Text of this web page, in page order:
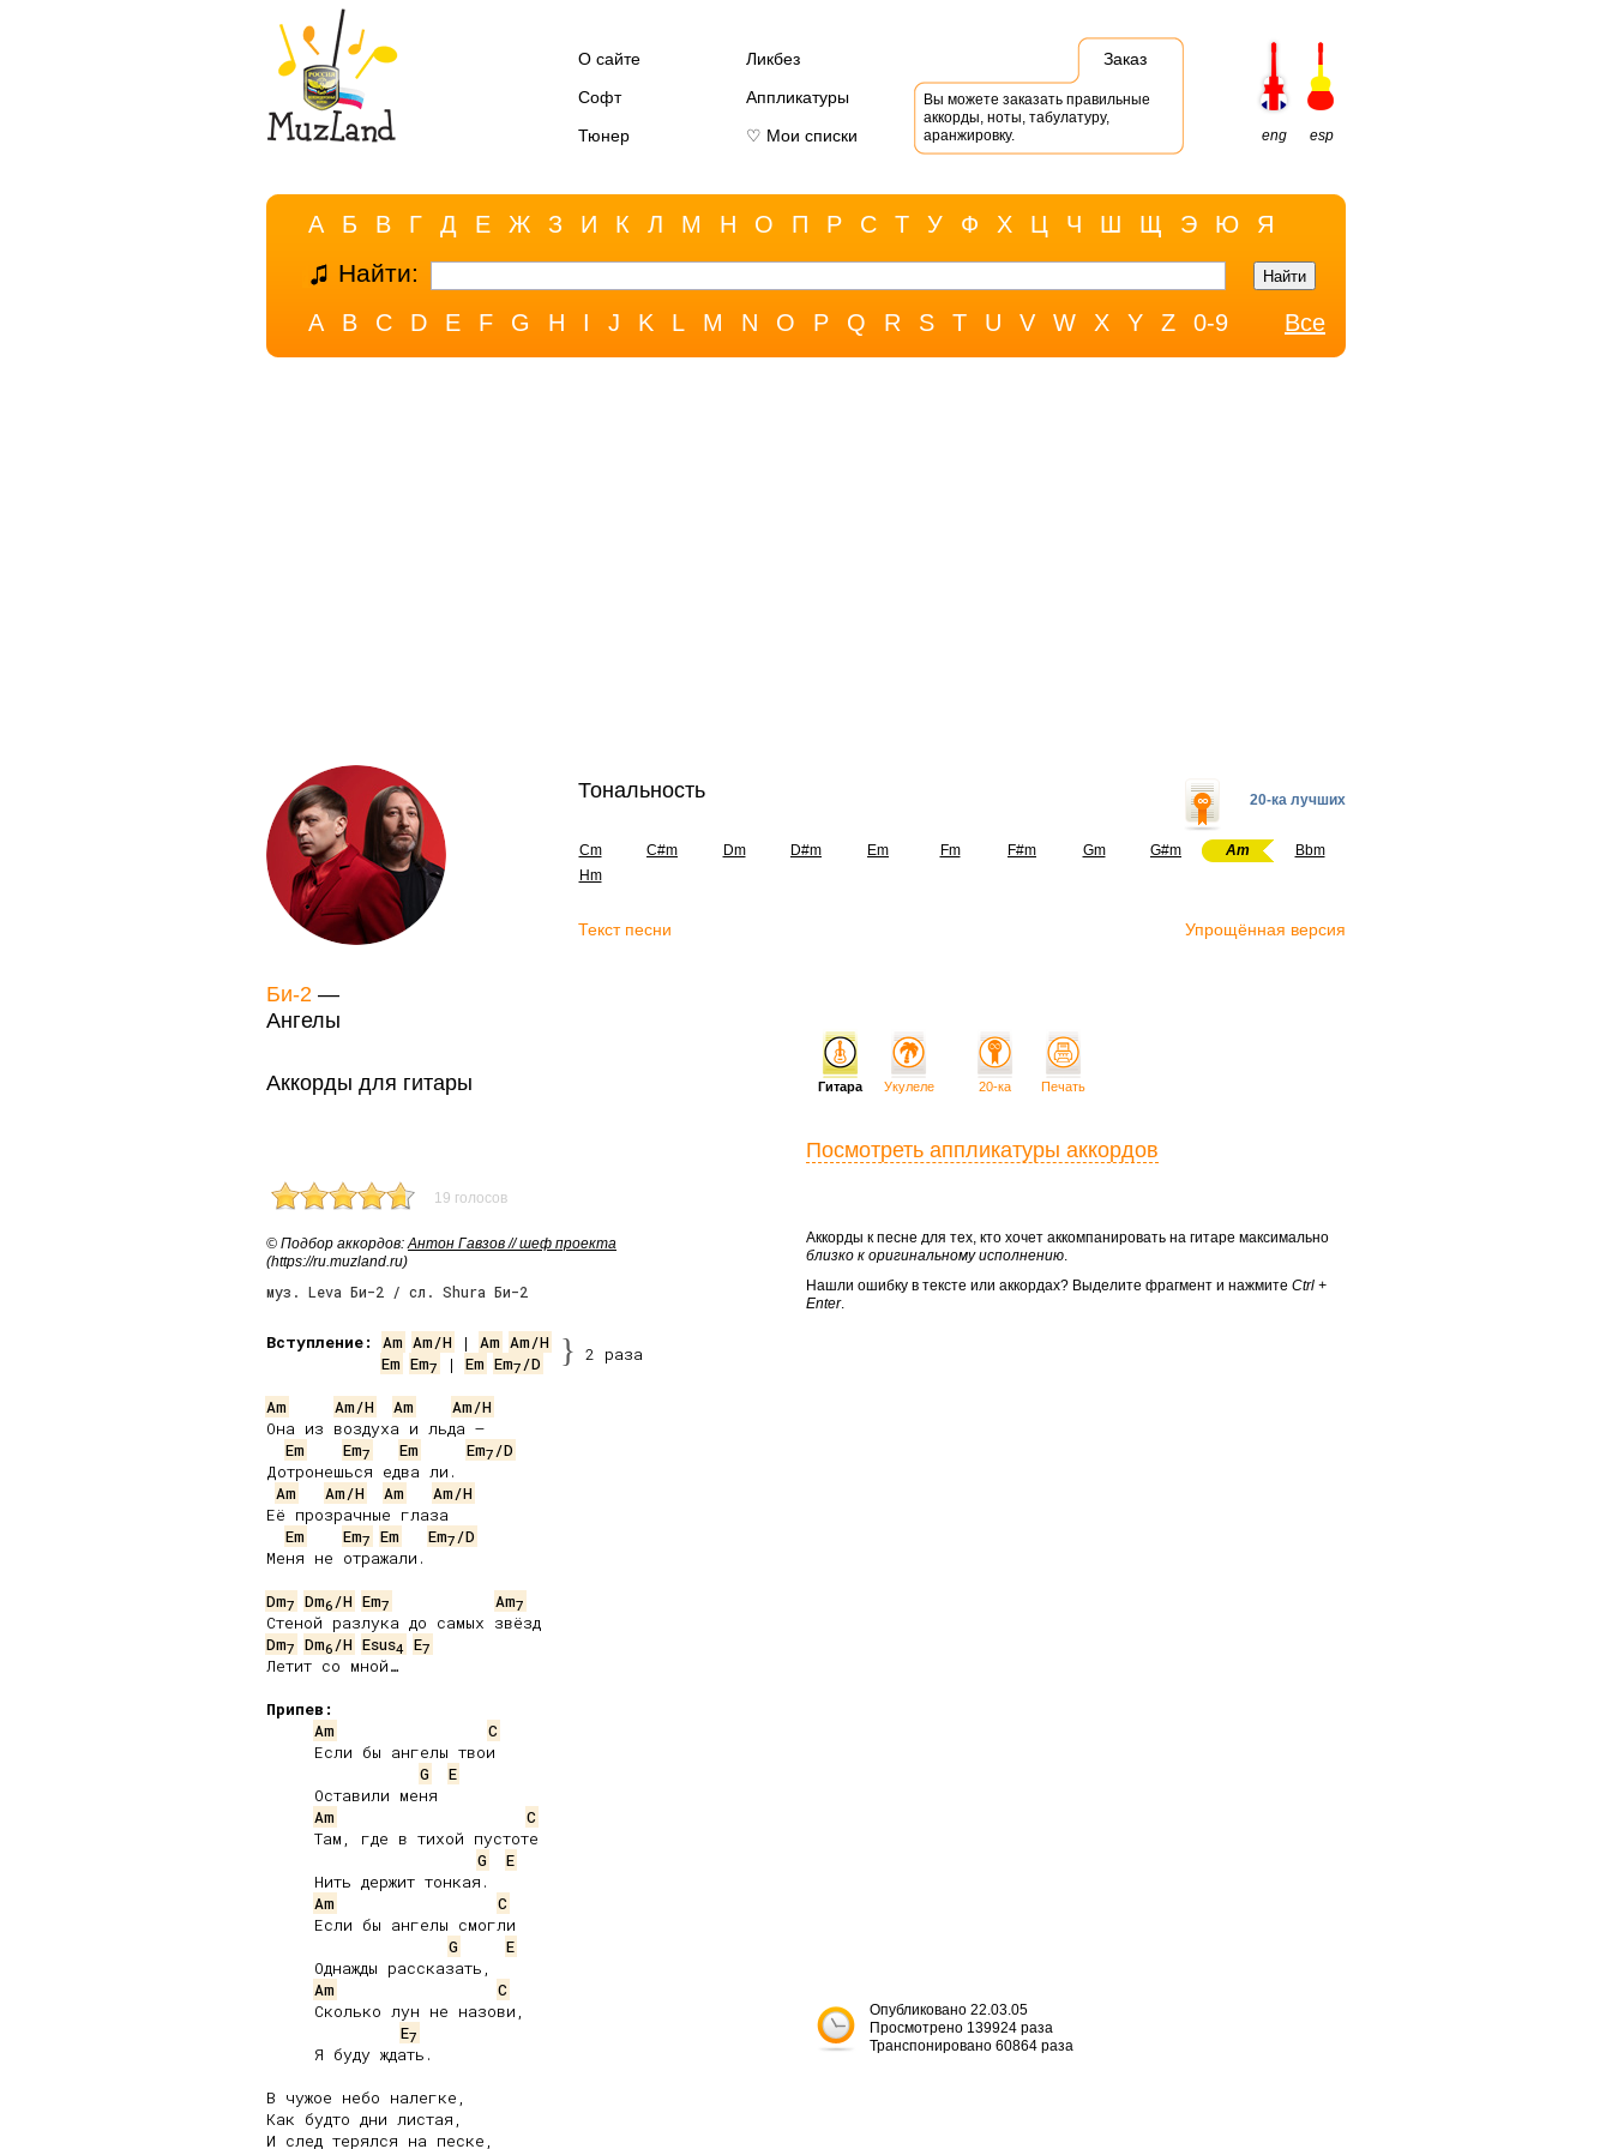
О сайте
Ликбез
Софт
Аппликатуры
Тюнер
♡ Мои списки
Заказ
Вы можете заказать правильные
аккорды, ноты, табулатуру,
аранжировку.
eng esp
А Б В Г Д Е Ж З И К Л М Н О П Р С Т У Ф Х Ц Ч Ш Щ Э Ю Я
Найти:
A B C D E F G H I J K L M N O P Q R S T U V W X Y Z 0-9 Все
Би-2 —
Ангелы
Тональность 20-ка лучших
Cm C#m Dm D#m Em Fm F#m Gm G#m Am
Bbm
Hm
Текст песни Упрощённая версия
Аккорды для гитары
19 голосов
© Подбор аккордов:Антон Гавзов // шеф проекта
(https://ru.muzland.ru)
муз. Leva Би-2 / сл. Shura Би-2
Вступление: Am Am/H | Am Am/H
Em Em7 | Em Em7 /D } 2 раза
Am Am/H Am
Am/H
Она из воздуха и льда –
Em
Em7 Em Em7 /D
Дотронешься едва ли.
Am
Am/H Am
Am/H
Её прозрачные глаза
Em
Em7 Em Em7 /D
Меня не отражали.
Dm7 Dm6 /H Em7 Am7
Dm7 Dm6 /H Esus4 E7
Летит со мной…
Припев:
Am
C
     Если бы ангелы твои
G
E
     Оставили меня
Am
C
     Там, где в тихой пустоте
G
E
     Нить держит тонкая.
Am
C
     Если бы ангелы смогли
G
E
     Однажды рассказать,
Am
C
     Сколько лун не назови,
E7
     Я буду ждать.
В чужое небо налегке,
Как будто дни листая,
И след терялся на песке,
Гитара Укулеле 20-ка Печать
Посмотреть аппликатуры аккордов
Аккорды к песне для тех, кто хочет аккомпанировать на гитаре максимально
близко к оригинальному исполнению.
Нашли ошибку в тексте или аккордах? Выделите фрагмент и нажмите Ctrl +
Enter.
Опубликовано 22.03.05
Просмотрено 139924 раза
Транспонировано 60864 раза